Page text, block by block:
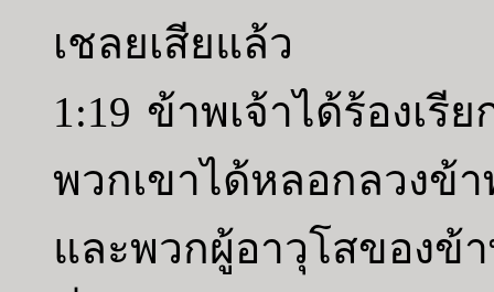
เชลยเสียแล้ว
1:19 ข้าพเจ้าได้ร้องเรี
พวกเขาได้หลอกลวงข้
และพวกผู้อาวุโสของ